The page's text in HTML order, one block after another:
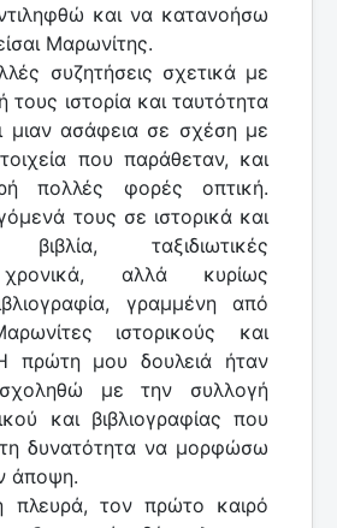
και να κατανοήσω
Μαρωνίτης.
συζητήσεις σχετικά με
τους ιστορία και ταυτότητα
μιαν ασάφεια σε σχέση με
που παράθεταν, και
πολλές φορές οπτική.
τους σε ιστορικά και
βιβλία, ταξιδιωτικές
αλλά κυρίως
γραμμένη από
ιστορικούς και
πρώτη μου δουλειά ήταν
με την συλλογή
και βιβλιογραφίας που
δυνατότητα να μορφώσω
άποψη.
πλευρά, τον πρώτο καιρό